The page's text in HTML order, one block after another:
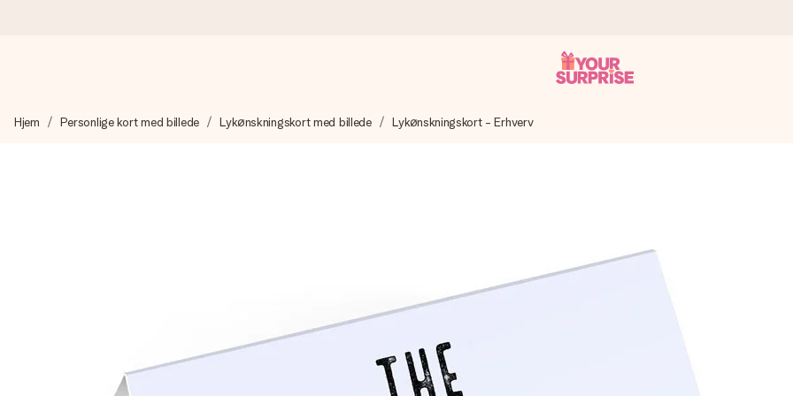
Vi laver din gave med omhu og sender den lynhurtigt – så du kan give den på det helt rette tidspunkt, når den betyder allermest.
Lav noget særligt i blot få trin – med hendes navn, et billede af dig eller en besked, der går lige i hendes hjerte. Intet besvær
Hjem Personlige kort med billede Lykønskningskort med billede Lykønskningskort - Erhverv